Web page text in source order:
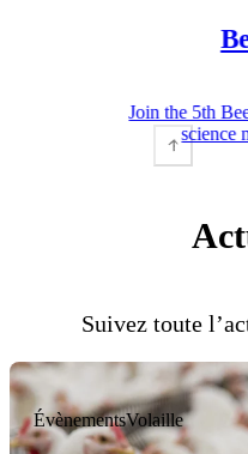
Join the 5th
science
Suivez toute
ÉvènementsVolaille